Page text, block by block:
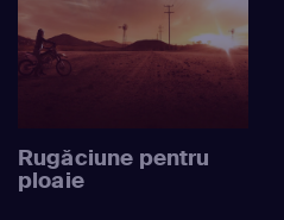
Rugăciune pentru
ploaie